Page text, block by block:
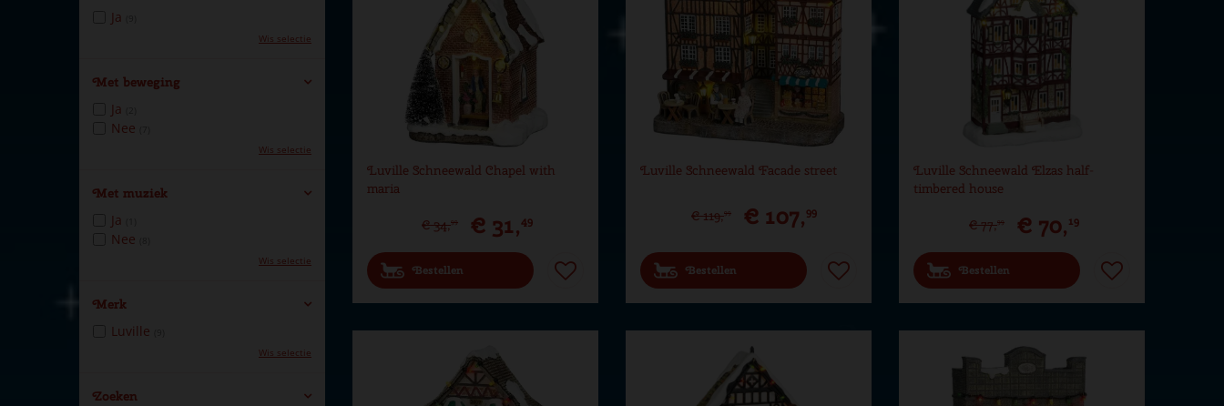
Luville Schneewald Chapel with
maria
€ 34,99 € 31,49
Bestellen
Luville Schneewald Facade street
€ 119,99 € 107,99
Bestellen
Luville Schneewald Elzas half-
timbered house
€ 77,99 € 70,19
Bestellen
Ja
Wis selectie
Met beweging
Ja
Nee
Wis selectie
Met muziek
Ja
Nee
Wis selectie
Merk
Luville
Wis selectie
Zoeken